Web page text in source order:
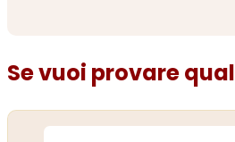
Se vuoi provare